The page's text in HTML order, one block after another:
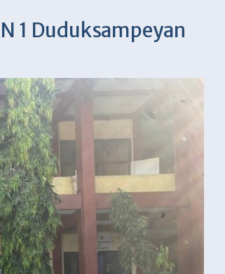
1 Duduksampeyan